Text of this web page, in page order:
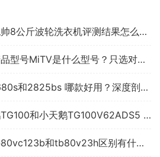
达人分享海尔海尔统帅8公斤波轮洗衣机评测结果怎么样？不值得买吗？
「求助」小米电视产品型号MⅰTV是什么型号？只选对的不选贵的
用后实情讲解小鸭1680s和2825bs 哪款好用？深度剖析功能区别
「网友评价」小天鹅TG100和小天鹅TG100V62ADS5 哪款好用？图文爆料分析
老司机介绍小天鹅tb80vc123b和tb80v23h区别有什么不同？评测比较哪款好